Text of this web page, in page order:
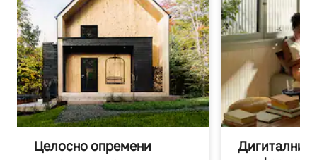
Целосно опремени
Дигитални